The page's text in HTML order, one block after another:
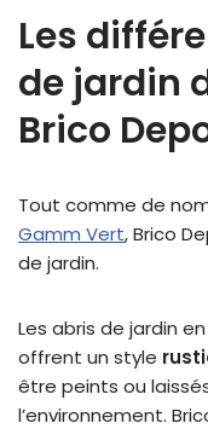
Les
de jardin
Brico
Tout comme de
Gamm Vert, Brico
de jardin.
Les abris de jardin en
offrent un style
être peints ou
l’environnement.